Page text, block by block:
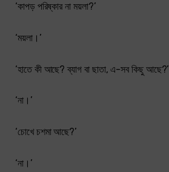
‘কাপড় পরিষ্কার না ময়লা?’
‘ময়লা।’
‘হাতে কী আছে? ব্যাগ বা ছাতা, এ-সব কিছু আছে?’
‘না।’
‘চোখে চশমা আছে?’
‘না।’